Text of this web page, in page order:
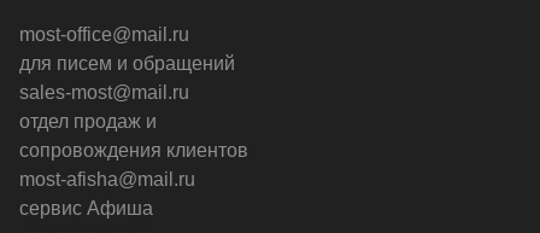
most-office@mail.ru
для писем и обращений
sales-most@mail.ru
отдел продаж и
сопровождения клиентов
most-afisha@mail.ru
сервис Афиша